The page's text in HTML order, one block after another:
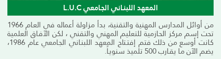
المعهد اللبنـاني الجـامعي L.U.C
من أوائل المدارس المهنية والتقنية، بدأ مزاولة أعماله في العـام 1966
تحت إسم مركز الحـازمية للتعليم المهني والتقني ، لكن الآفـاق العلمية
كـانت أوسع من ذلك فتم إفتـتاح المعهد اللبنـاني الجـامعي عـام 1986،
يضم الآن مـا يقـارب 500 تلميذ سنويـاً.